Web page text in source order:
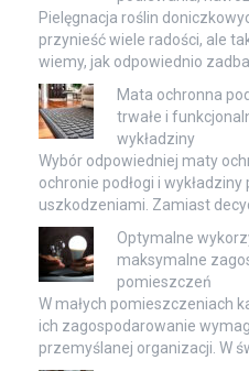
Pielęgnacja roślin
przynieść wiele radości, ale
wiemy, jak odpowiednio
Mata ochronna
trwałe i
wykładziny
Wybór odpowiedniej maty
ochronie podłogi i
uszkodzeniami. Zamiast
Optymalne
maksymalne
pomieszczeń
W małych pomieszczeniach
ich zagospodarowanie
przemyślanej organizacji. W